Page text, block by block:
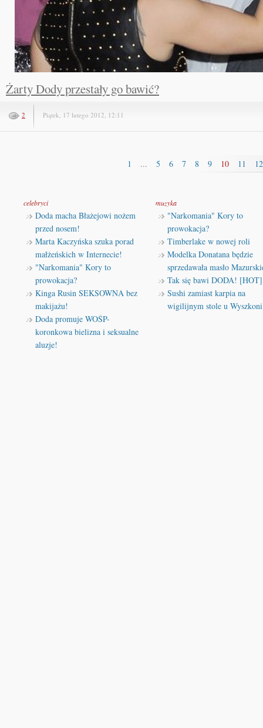
Żarty Dody przestały go bawić?
2 Piątek, 17 lutego 2012, 12:11
1 ... 5 6 7 8 9 10 11 12
celebryci
Doda macha Błażejowi nożem
przed nosem!
Marta Kaczyńska szuka porad
małżeńskich w Internecie!
"Narkomania" Kory to
prowokacja?
Kinga Rusin SEKSOWNA bez
makijażu!
Doda promuje WOŚP-
koronkowa bielizna i seksualne
aluzje!
muzyka
"Narkomania" Kory to
prowokacja?
Timberlake w nowej roli
Modelka Donatana będzie
sprzedawała masło
Tak się bawi DODA! [HOT]
Sushi zamiast karpia na
wigilijnym stole u